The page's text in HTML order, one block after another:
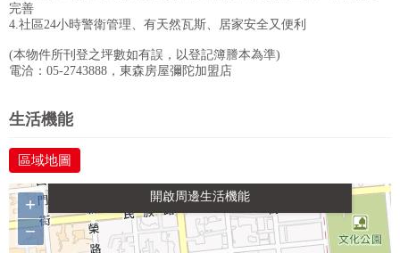
完善
4.社區24小時警衛管理、有天然瓦斯、居家安全又便利
(本物件所刊登之坪數如有誤，以登記簿謄本為準)
電洽：05-2743888，東森房屋彌陀加盟店
生活機能
區域地圖生活購物
+
−